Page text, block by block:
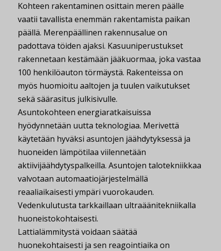
Kohteen rakentaminen osittain meren päälle
vaatii tavallista enemmän rakentamista paikan
päällä. Merenpäällinen rakennusalue on
padottava töiden ajaksi. Kasuuniperustukset
rakennetaan kestämään jääkuormaa, joka vastaa
100 henkilöauton törmäystä. Rakenteissa on
myös huomioitu aaltojen ja tuulen vaikutukset
sekä säärasitus julkisivulle.
Asuntokohteen energiaratkaisuissa
hyödynnetään uutta teknologiaa. Merivettä
käytetään hyväksi asuntojen jäähdytyksessä ja
huoneiden lämpötilaa viilennetään
aktiivijäähdytyspalkeilla. Asuntojen talotekniikkaa
valvotaan automaatiojärjestelmällä
reaaliaikaisesti ympäri vuorokauden.
Vedenkulutusta tarkkaillaan ultraäänitekniikalla
huoneistokohtaisesti.
Lattialämmitystä voidaan säätää
huonekohtaisesti ja sen reagointiaika on